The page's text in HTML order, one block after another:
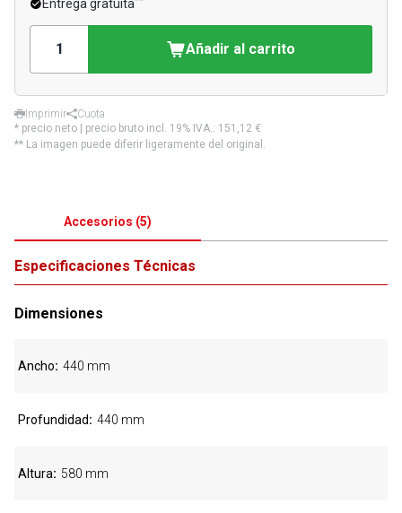
Entrega gratuita
Añadir al carrito
Imprimir
Cuota
* precio neto | precio bruto incl. 19% IVA.: 151,12 €
** La imagen puede diferir ligeramente del original.
Accesorios (5)
Especificaciones Técnicas
Dimensiones
Ancho 440 mm
Profundidad 440 mm
Altura 580 mm